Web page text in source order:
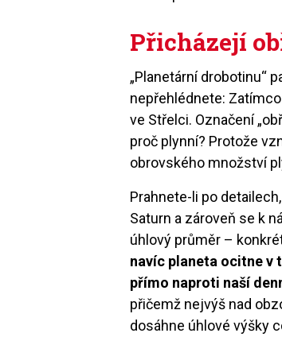
Přicházejí
„Planetární drobotinu“
nepřehlédnete: Zatímco
ve Střelci. Označení
proč plynní? Protože
obrovského množství
Prahnete-li po
Saturn a zároveň se k
úhlový průměr –
navíc planeta ocitne v
přímo naproti naší
přičemž nejvýš nad
dosáhne úhlové výšky